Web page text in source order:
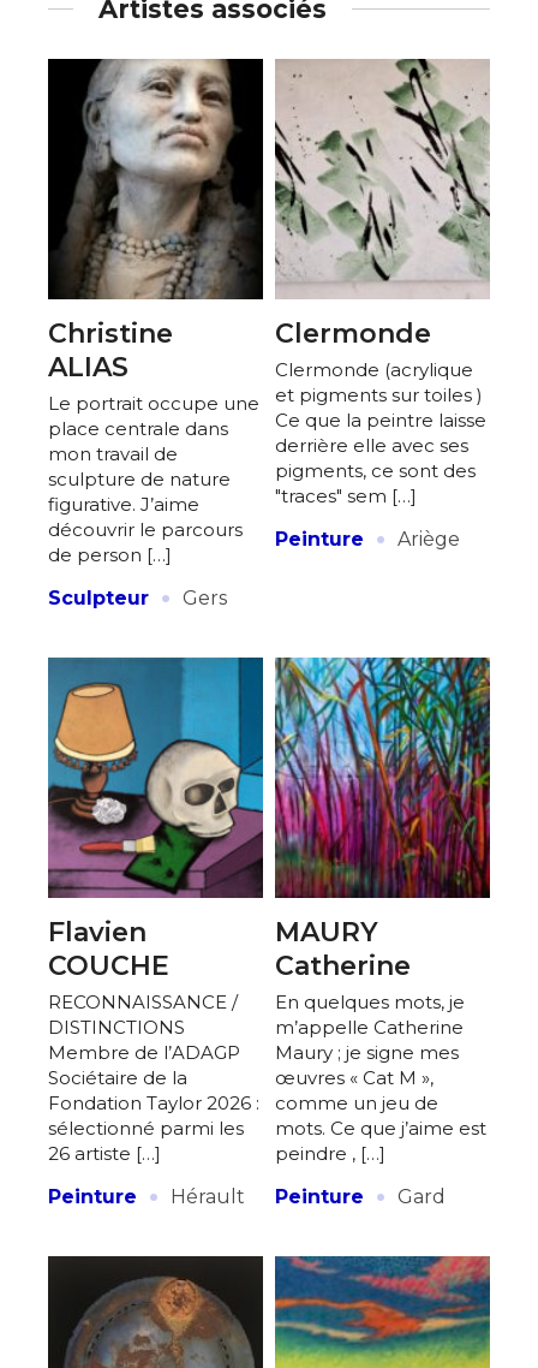
Artistes associés
Christine
ALIAS
Le portrait occupe une
place centrale dans
mon travail de
sculpture de nature
figurative. J’aime
découvrir le parcours
de person […]
Sculpteur · Gers
Clermonde
Clermonde (acrylique
et pigments sur toiles )
Ce que la peintre laisse
derrière elle avec ses
pigments, ce sont des
"traces" sem […]
Peinture
· Ariège
Flavien
COUCHE
RECONNAISSANCE /
DISTINCTIONS
Membre de l’ADAGP
Sociétaire de la
Fondation Taylor 2026 :
sélectionné parmi les
26 artiste […]
Peinture
· Hérault
MAURY
Catherine
En quelques mots, je
m’appelle Catherine
Maury ; je signe mes
œuvres « Cat M »,
comme un jeu de
mots. Ce que j’aime est
peindre , […]
Peinture
· Gard